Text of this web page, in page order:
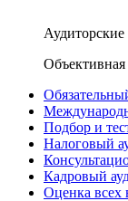
Аудиторские
Объективная
Подбор и
Налоговый
Кадровый
Оценка всех